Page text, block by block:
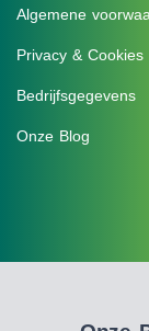
Algemene
Privacy & Cookies
Bedrijfsgegevens
Onze Blog